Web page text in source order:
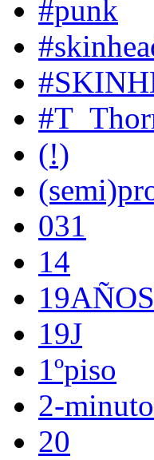
#punk
(!)
031
14
19J
1ºpiso
2-
20